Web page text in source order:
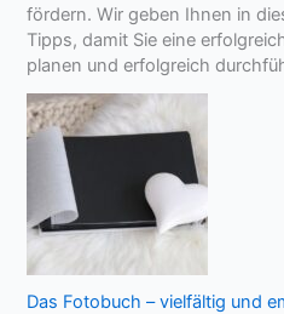
fördern. Wir geben Ihnen in
Tipps, damit Sie eine
planen und erfolgreich
Das Fotobuch – vielfältig und